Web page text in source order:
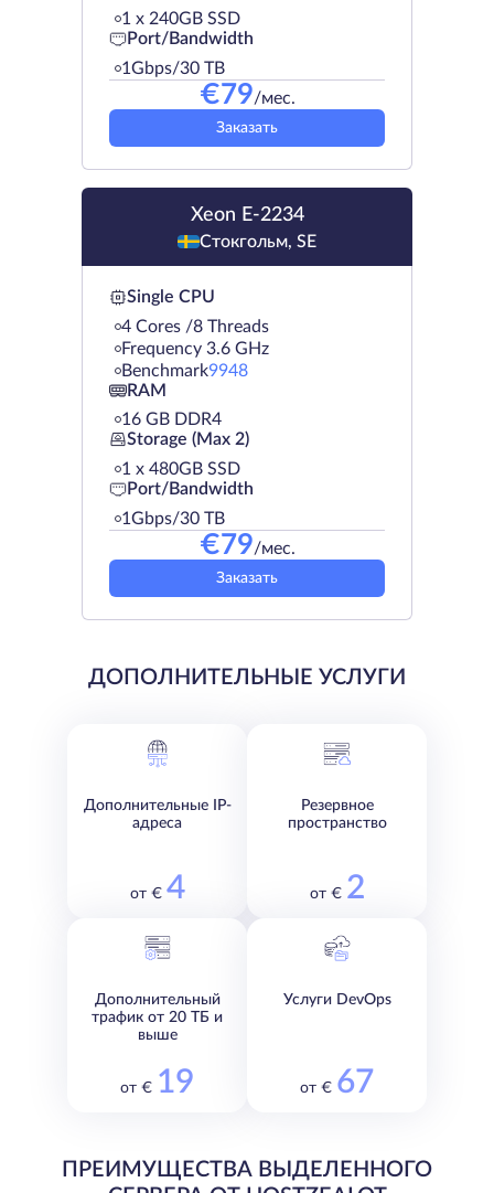
1 х 240GB SSD
Port/Bandwidth
1Gbps/30 TB
€79/мес.
Заказать
Xeon E-2234
Стокгольм, SE
Single CPU
4 Cores /8 Threads
Frequency 3.6 GHz
Benchmark9948
RAM
16 GB DDR4
Storage (Max 2)
1 х 480GB SSD
Port/Bandwidth
1Gbps/30 TB
€79/мес.
Заказать
ДОПОЛНИТЕЛЬНЫЕ УСЛУГИ
Дополнительные IP-
адреса
от € 4
Резервное
пространство
от € 2
Дополнительный
трафик от 20 ТБ и
выше
от € 19
Услуги DevOps
от € 67
ПРЕИМУЩЕСТВА ВЫДЕЛЕННОГО